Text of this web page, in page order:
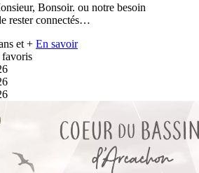
Bonsoir. ou notre besoin
rester connectés…
et + En savoir